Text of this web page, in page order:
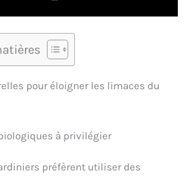
pour éloigner les limaces du
à privilégier
préfèrent utiliser des